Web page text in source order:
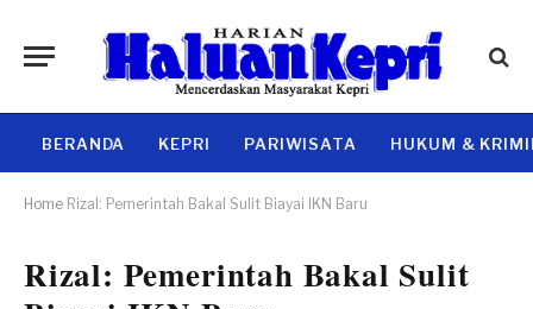
BERANDA KEPRI PARIWISATA HUKUM &
Home Rizal: Pemerintah Bakal Sulit Biayai IKN Baru
Rizal: Pemerintah Bakal Sulit